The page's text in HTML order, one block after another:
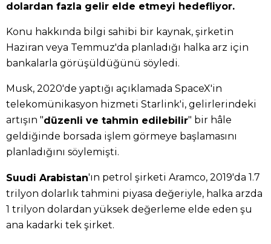
dolardan fazla gelir elde etmeyi hedefliyor.
Konu hakkında bilgi sahibi bir kaynak, şirketin
Haziran veya Temmuz'da planladığı halka arz için
bankalarla görüşüldüğünü söyledi.
Musk, 2020'de yaptığı açıklamada SpaceX'in
telekomünikasyon hizmeti Starlink'i, gelirlerindeki
artışın "düzenli ve tahmin edilebilir" bir hâle
geldiğinde borsada işlem görmeye başlamasını
planladığını söylemişti.
Suudi Arabistan'ın petrol şirketi Aramco, 2019'da 1.7
trilyon dolarlık tahmini piyasa değeriyle, halka arzda
1 trilyon dolardan yüksek değerleme elde eden şu
ana kadarki tek şirket.